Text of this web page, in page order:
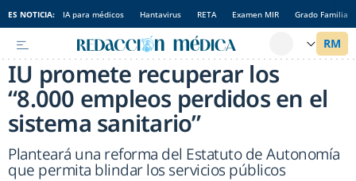
ES NOTICIA: IA para médicos Hantavirus RETA Examen MIR Grado Familia
IU promete recuperar los
“8.000 empleos perdidos en el
sistema sanitario”
Planteará una reforma del Estatuto de Autonomía
que permita blindar los servicios públicos